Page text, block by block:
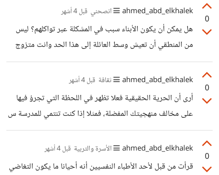
فيسبوك او انستجرام وترد على عدد كبير من العملاء، فهوا قد
يفيدك ال automation والذكاء الاصطناعي، رأيت بعض
زملائي يستخدمونه وقد كان رائعل ومتجاوبا وقريبا من البشر
في الرد وطريقة التحاور والإقناع
0
ahmed_abd_elkhalek انصحني قبل 4 أشهر
هل يمكن أن يكون الأبناء سبب في المشكلة عبر تواكلهم؟ ليس
من المنطقي أن تعيش وسط العائلة إلى هذا الحد وانت متزوج
ثم تتوقع أن تحصل على خصوصيتك الكاملة، بالعكس: ما دمت
لست متحكما في مأكلك أو مشربك أو مسكنك، فبالطبع لن يكون
لك عين وأن تحاول التحكم في قراراتك أو شئونك الخاصة.
0
ahmed_abd_elkhalek ثقافة قبل 4 أشهر
أرى أن الحرية الحقيقية فعلا تظهر في اللحظة التي تجرؤ فيها
على مخالف منهجيتك المفضلة، فمثلا إذا كنت تنتمي للمدرسة س
وواجهتك حقيقك في صالح المدرسة ص، فهل تقبلها هنا أم تتعتم
عليها وترفض أن تراها؟ هنا يظهر المعنى الحقيقي للحرية ويثبت
فعلا إن كنت حرا من الداخل أم أسيرا لمنهجيتك وأفكارك القديمة.
0
ahmed_abd_elkhalek الأسرة والتربية قبل 4 أشهر
قرأت من قبل لأحد الأطباء النفسيين أنه أحيانا ما يكون التغاضي